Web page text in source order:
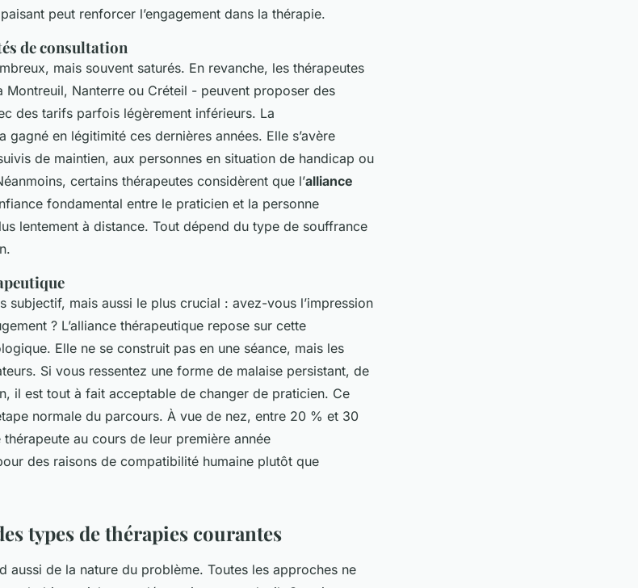
peut renforcer l’engagement dans la thérapie.
de consultation
mais souvent saturés. En revanche, les thérapeutes
Montreuil, Nanterre ou Créteil - peuvent proposer des
des tarifs parfois légèrement inférieurs. La
en légitimité ces dernières années. Elle s’avère
de maintien, aux personnes en situation de handicap ou
certains thérapeutes considèrent que l’alliance
fondamental entre le praticien et la personne
lentement à distance. Tout dépend du type de souffrance
subjectif, mais aussi le plus crucial : avez-vous l’impression
? L’alliance thérapeutique repose sur cette
Elle ne se construit pas en une séance, mais les
Si vous ressentez une forme de malaise persistant, de
il est tout à fait acceptable de changer de praticien. Ce
normale du parcours. À vue de nez, entre 20 % et 30
au cours de leur première année
des raisons de compatibilité humaine plutôt que
types de thérapies courantes
aussi de la nature du problème. Toutes les approches ne